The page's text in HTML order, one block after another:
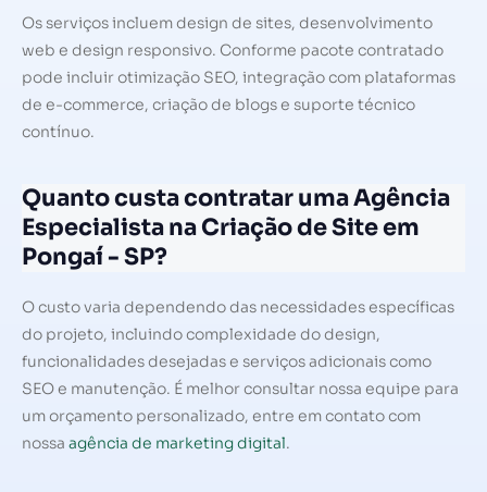
Os serviços incluem design de sites, desenvolvimento
web e design responsivo. Conforme pacote contratado
pode incluir otimização SEO, integração com plataformas
de e-commerce, criação de blogs e suporte técnico
contínuo.
Quanto custa contratar uma Agência
Especialista na Criação de Site em
Pongaí - SP?
O custo varia dependendo das necessidades específicas
do projeto, incluindo complexidade do design,
funcionalidades desejadas e serviços adicionais como
SEO e manutenção. É melhor consultar nossa equipe para
um orçamento personalizado, entre em contato com
nossa agência de marketing digital.